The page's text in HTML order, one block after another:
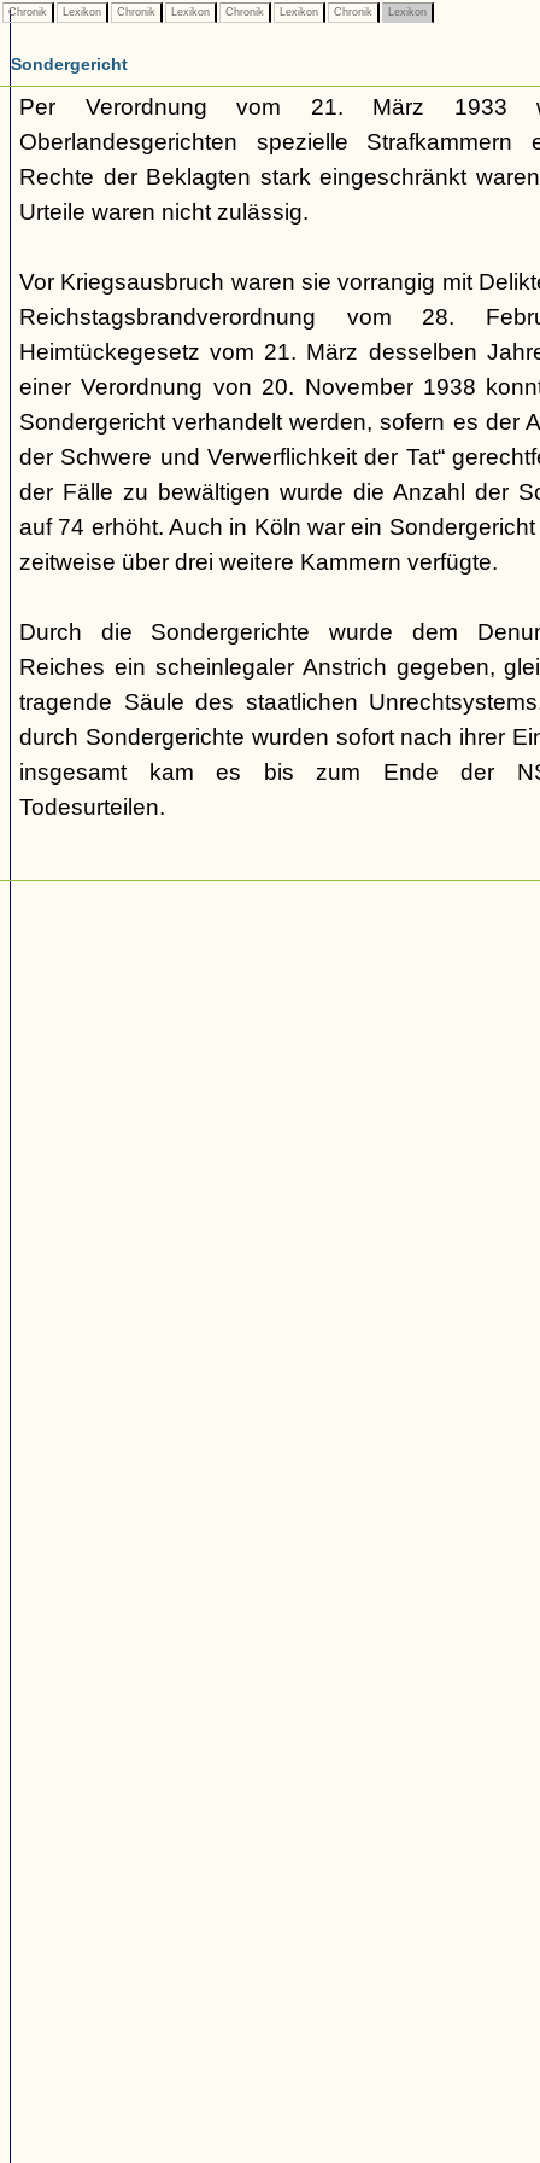
Chronik Lexikon Chronik Lexikon Chronik Lexikon Chronik Lexikon
Sondergericht
Per Verordnung vom 21. März 1933
Oberlandesgerichten spezielle
Rechte der Beklagten stark eingeschränkt
Urteile waren nicht zulässig.
Vor Kriegsausbruch waren sie vorrangig mit
Reichstagsbrandverordnung vom 28.
Heimtückegesetz vom 21. März desselben
einer Verordnung von 20. November 1938
Sondergericht verhandelt werden, sofern es der
der Schwere und Verwerflichkeit der Tat“
der Fälle zu bewältigen wurde die Anzahl der
auf 74 erhöht. Auch in Köln war ein
zeitweise über drei weitere Kammern verfügte.
Durch die Sondergerichte wurde dem
Reiches ein scheinlegaler Anstrich gegeben,
tragende Säule des staatlichen
durch Sondergerichte wurden sofort nach ihrer
insgesamt kam es bis zum Ende der
Todesurteilen.